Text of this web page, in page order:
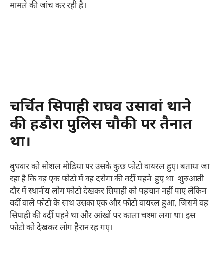
मामले की जांच कर रही है।
चर्चित सिपाही राघव उसावां थाने
की हडौरा पुलिस चौकी पर तैनात
था।
बुधवार को सोशल मीडिया पर उसके कुछ फोटो वायरल हुए। बताया जा
रहा है कि वह एक फोटो में वह दरोगा की वर्दी पहने हुए था। शुरुआती
दौर में स्थानीय लोग फोटो देखकर सिपाही को पहचान नहीं पाए लेकिन
वर्दी वाले फोटो के साथ उसका एक और फोटो वायरल हुआ, जिसमें वह
सिपाही की वर्दी पहने था और आंखों पर काला चश्मा लगा था। इस
फोटो को देखकर लोग हैरान रह गए।